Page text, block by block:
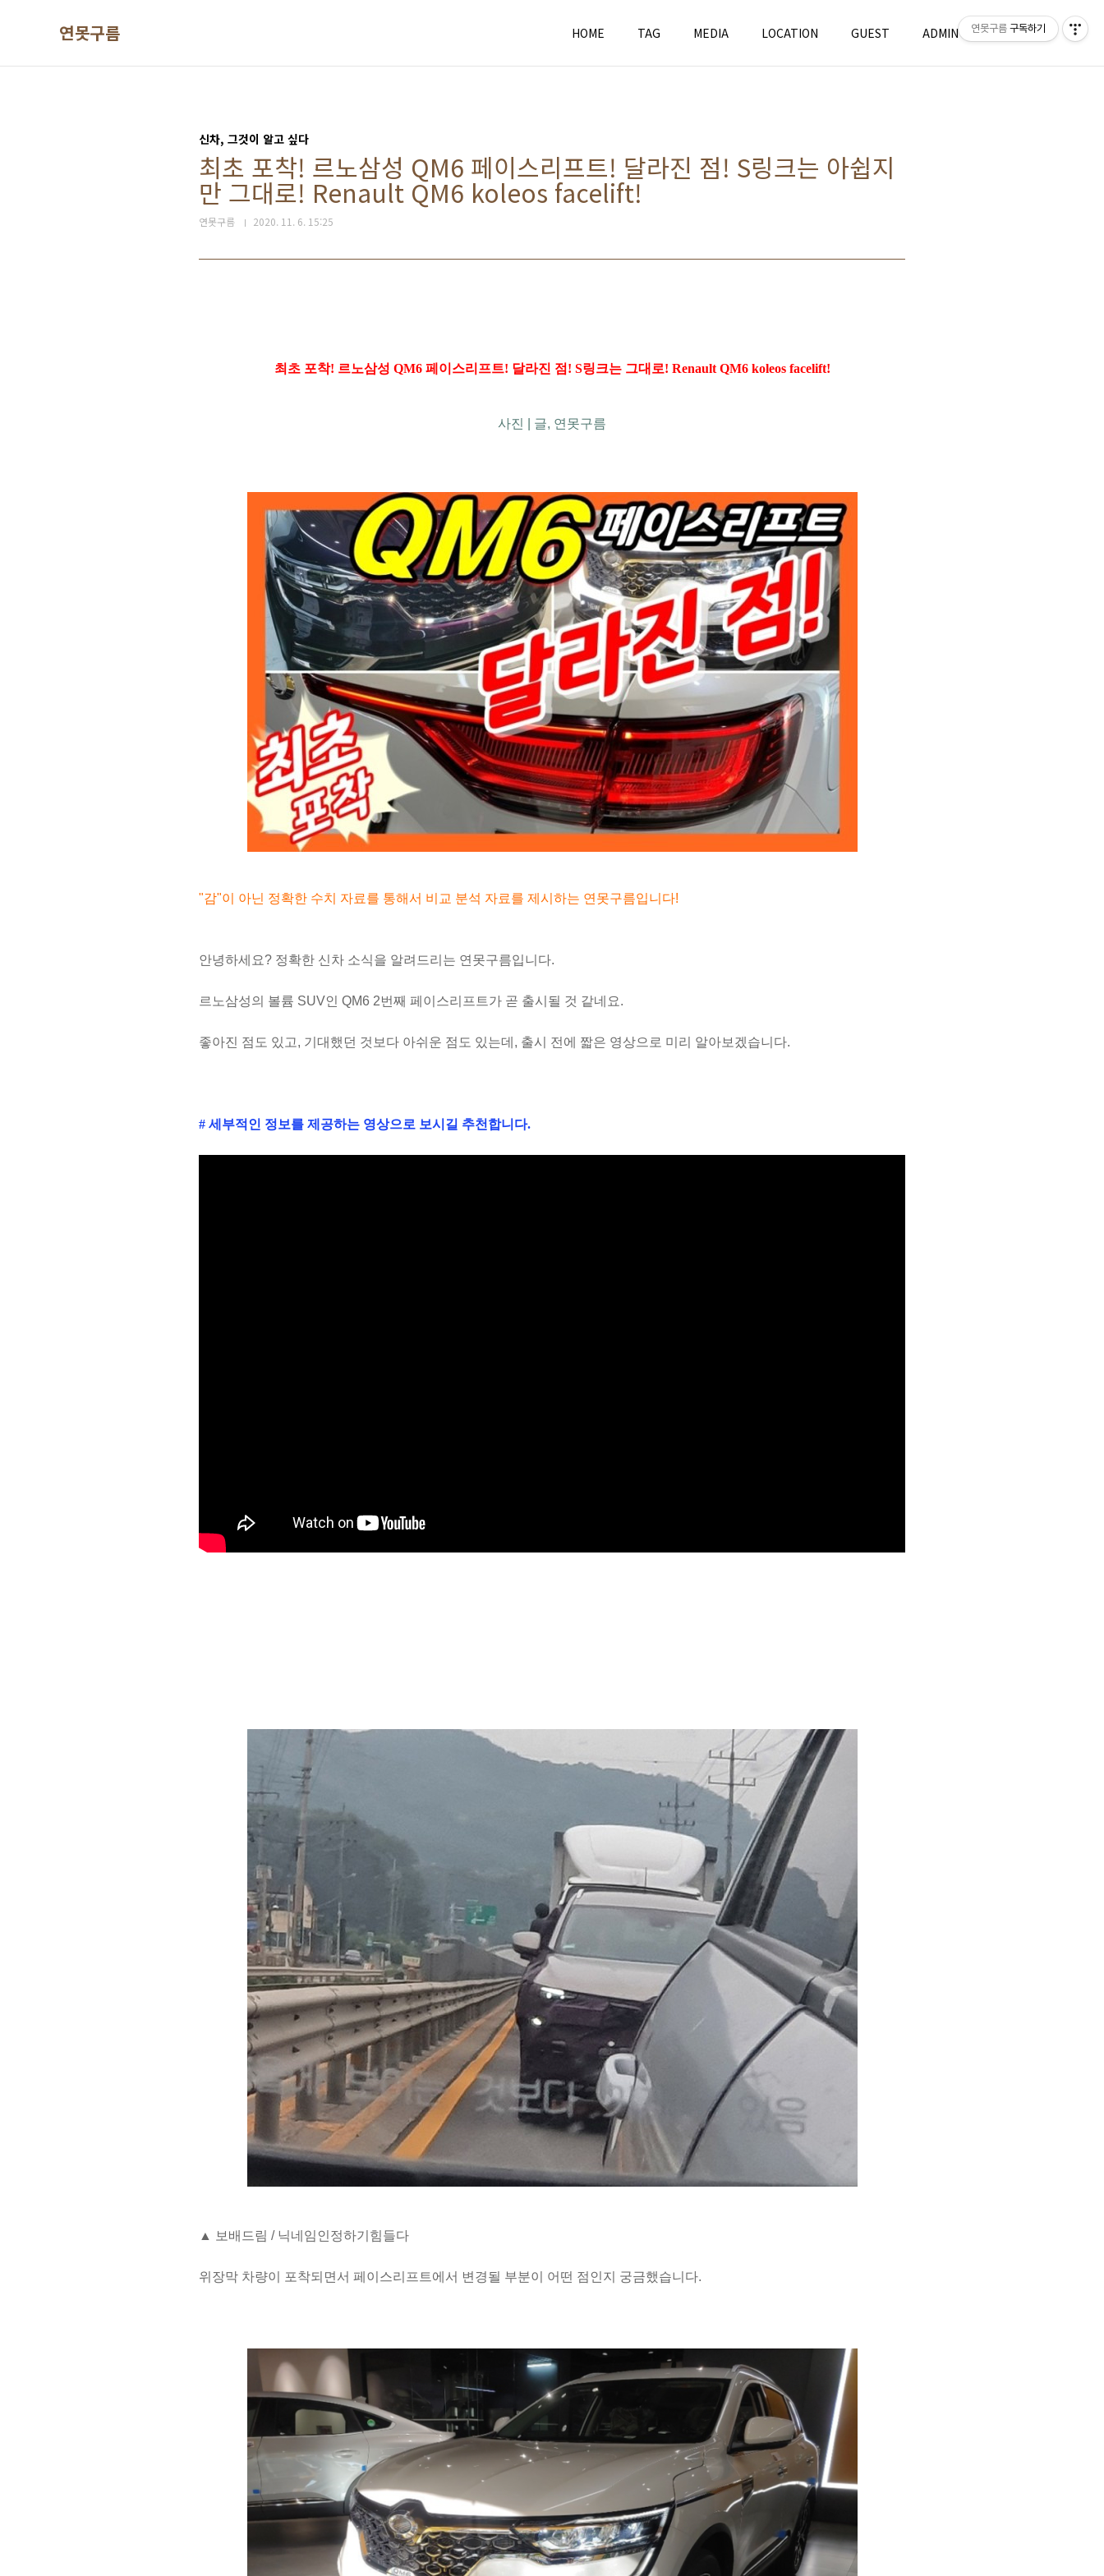
연못구름 HOME TAG MEDIA LOCATION GUEST ADMIN WRITE
신차, 그것이 알고 싶다
최초 포착! 르노삼성 QM6 페이스리프트! 달라진 점! S링크는 아쉽지
만 그대로! Renault QM6 koleos facelift!
연못구름 2020. 11. 6. 15:25
최초 포착! 르노삼성 QM6 페이스리프트! 달라진 점! S링크는 그대로! Renault QM6 koleos facelift!
사진 | 글, 연못구름
"감"이 아닌 정확한 수치 자료를 통해서 비교 분석 자료를 제시하는 연못구름입니다!
안녕하세요? 정확한 신차 소식을 알려드리는 연못구름입니다.
르노삼성의 볼륨 SUV인 QM6 2번째 페이스리프트가 곧 출시될 것 같네요.
좋아진 점도 있고, 기대했던 것보다 아쉬운 점도 있는데, 출시 전에 짧은 영상으로 미리 알아보겠습니다.
# 세부적인 정보를 제공하는 영상으로 보시길 추천합니다.
▲ 보배드림 / 닉네임인정하기힘들다
위장막 차량이 포착되면서 페이스리프트에서 변경될 부분이 어떤 점인지 궁금했습니다.
연못구름 구독하기